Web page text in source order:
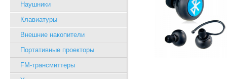
Наушники
Клавиатуры
Внешние накопители
Портативные проекторы
FM-трансмиттеры